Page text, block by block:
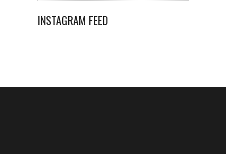
INSTAGRAM FEED